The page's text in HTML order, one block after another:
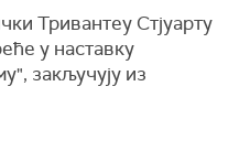
Тривантеу Стјуарту
у наставку
закључују из